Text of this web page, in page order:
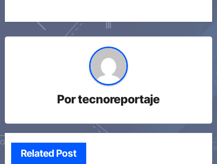
Portecnoreportaje
Related Post